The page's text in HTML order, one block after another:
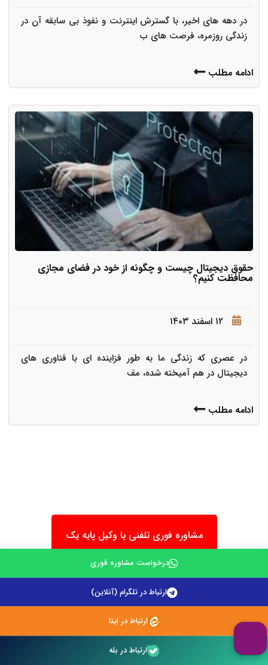
در دهه های اخیر، با گسترش اینترنت و نفوذ بی سابقه آن در
زندگی روزمره، فرصت های ب
ادامه مطلب
حقوق دیجیتال چیست و چگونه از خود در فضای مجازی
محافظت کنیم؟
۱۲ اسفند ۱۴۰۳
در عصری که زندگی ما به طور فزاینده ای با فناوری های
دیجیتال در هم آمیخته شده، مف
ادامه مطلب
مشاوره فوری تلفنی با وکیل پایه یک
درخواست مشاوره فوری
ارتباط در تلگرام (آنلاین)
ارتباط در ایتا
ارتباط در بله